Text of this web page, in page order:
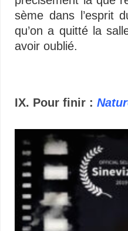
sème dans l’esprit
qu’on a quitté la
avoir oublié.
IX. Pour finir :